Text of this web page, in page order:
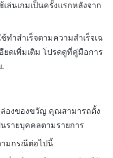
เล่นเกมเป็นครั้งแรกหลังจาก
ทำสำเร็จตามความสำเร็จเฉ
ยดเพิ่มเติม โปรดดูที่คู่มือการ
ล่องของขวัญ คุณสามารถตั้ง
รายบุคคลตามรายการ
ามกรณีต่อไปนี้